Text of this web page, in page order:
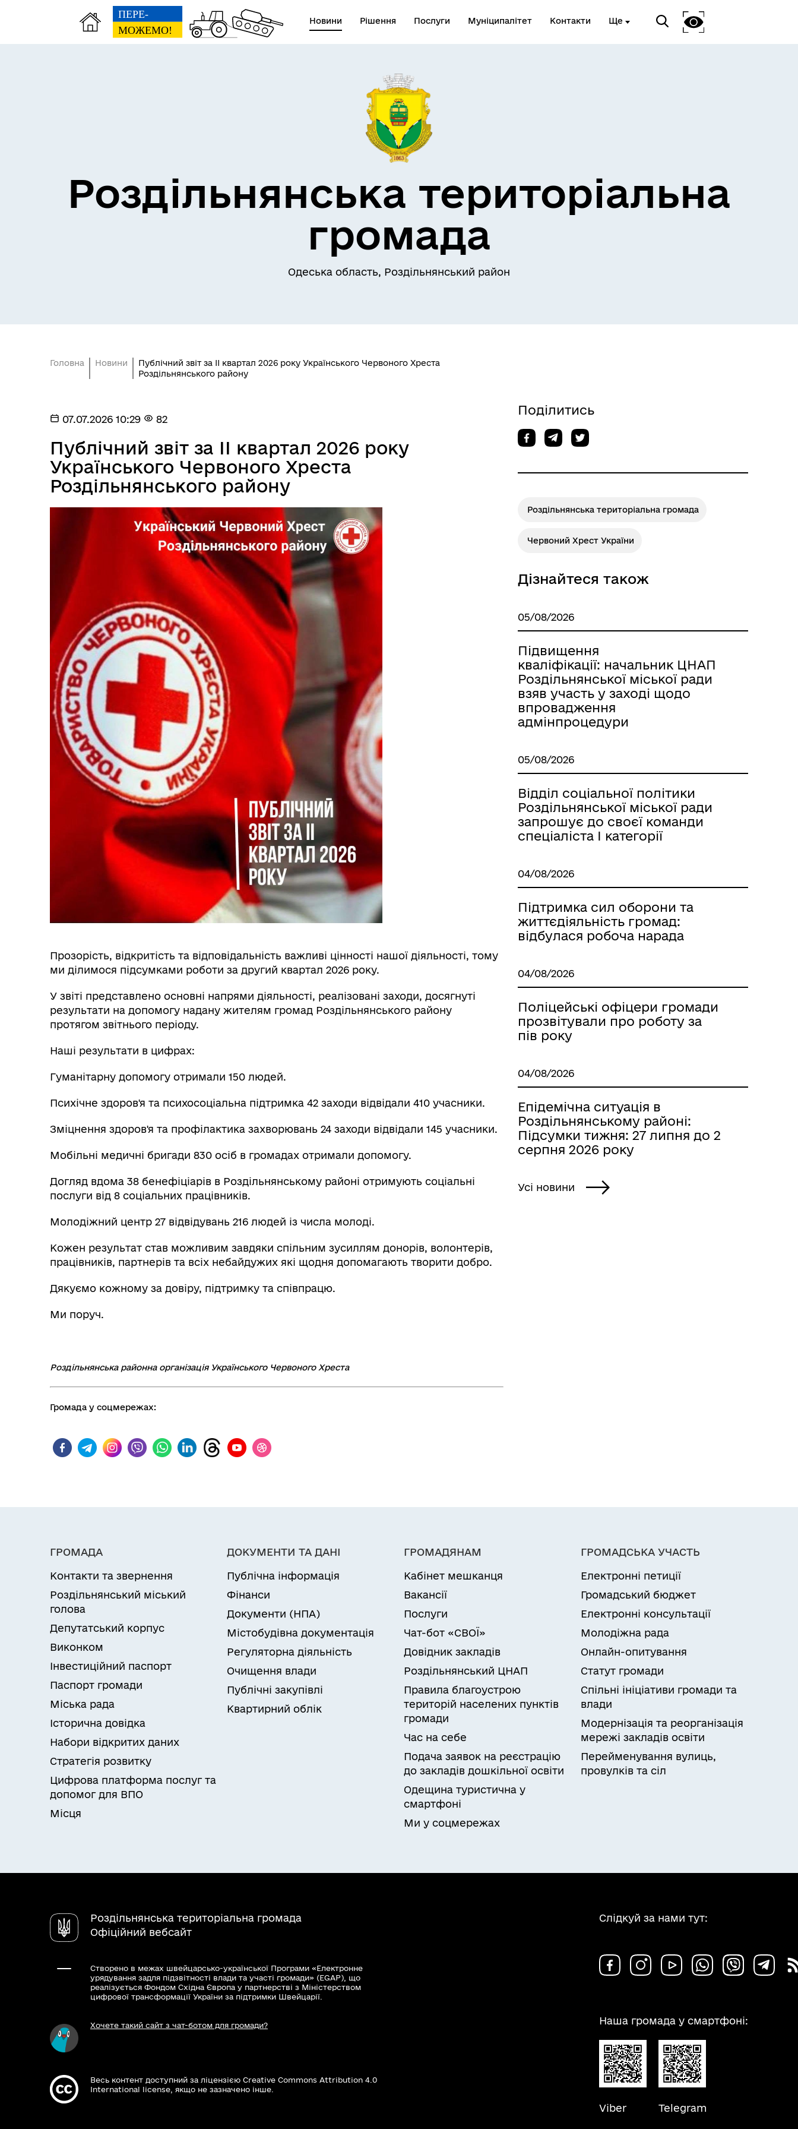
Новини Рішення Послуги Муніципалітет Контакти Ще
Засідання виконавчого
комітету
Трансляції
Графіки прийому громадян
Колегіальні органи (ради,
робочі групи, комісії)
Рада безбар’єрності
Гендерна рівність
Інформаційна безпека та
технічний захист інформації
Радіаційний фон
Пам’яті військових громади
сімей
Книга пам'яті полеглих за
ветеранам та їхнім родинам
Електронна черга в ТЦК
Розклад автобусів Роздільна-
Лиманське
Роздільнянська територіальна
громада
Одеська область, Роздільнянський район
Головна Новини
Публічний звіт за ІІ квартал 2026 року Українського Червоного Хреста
Роздільнянського району
07.07.2026 10:29 82
Публічний звіт за ІІ квартал 2026 року
Українського Червоного Хреста
Роздільнянського району
Прозорість, відкритість та відповідальність важливі цінності нашої діяльності, тому
ми ділимося підсумками роботи за другий квартал 2026 року.
У звіті представлено основні напрями діяльності, реалізовані заходи, досягнуті
результати на допомогу надану жителям громад Роздільнянського району
протягом звітнього періоду.
Наші результати в цифрах:
Гуманітарну допомогу отримали 150 людей.
Психічне здоров'я та психосоціальна підтримка 42 заходи відвідали 410 учасники.
Зміцнення здоров'я та профілактика захворювань 24 заходи відвідали 145 учасники.
Мобільні медичні бригади 830 осіб в громадах отримали допомогу.
Догляд вдома 38 бенефіціарів в Роздільнянському районі отримують соціальні
послуги від 8 соціальних працівників.
Молодіжний центр 27 відвідувань 216 людей із числа молоді.
Кожен результат став можливим завдяки спільним зусиллям донорів, волонтерів,
працівників, партнерів та всіх небайдужих які щодня допомагають творити добро.
Дякуємо кожному за довіру, підтримку та співпрацю.
Ми поруч.
Роздільнянська районна організація Українського Червоного Хреста
Громада у соцмережах:
Поділитись
Роздільнянська територіальна громада
Червоний Хрест України
Дізнайтеся також
05/08/2026
Підвищення
кваліфікації: начальник ЦНАП
Роздільнянської міської ради
взяв участь у заході щодо
впровадження
адмінпроцедури
05/08/2026
Відділ соціальної політики
Роздільнянської міської ради
запрошує до своєї команди
спеціаліста І категорії
04/08/2026
Підтримка сил оборони та
життєдіяльність громад:
відбулася робоча нарада
04/08/2026
Поліцейські офіцери громади
прозвітували про роботу за
пів року
04/08/2026
Епідемічна ситуація в
Роздільнянському районі:
Підсумки тижня: 27 липня до 2
серпня 2026 року
Усі новини
ГРОМАДА
Контакти та звернення
Роздільнянський міський
голова
Депутатський корпус
Виконком
Інвестиційний паспорт
Паспорт громади
Міська рада
Історична довідка
Набори відкритих даних
Стратегія розвитку
Цифрова платформа послуг та
допомог для ВПО
Місця
ДОКУМЕНТИ ТА ДАНІ
Публічна інформація
Фінанси
Документи (НПА)
Містобудівна документація
Регуляторна діяльність
Очищення влади
Публічні закупівлі
Квартирний облік
ГРОМАДЯНАМ
Кабінет мешканця
Вакансії
Послуги
Чат-бот «СВОЇ»
Довідник закладів
Роздільнянський ЦНАП
Правила благоустрою
територій населених пунктів
громади
Час на себе
Подача заявок на реєстрацію
до закладів дошкільної освіти
Одещина туристична у
смартфоні
Ми у соцмережах
ГРОМАДСЬКА УЧАСТЬ
Електронні петиції
Громадський бюджет
Електронні консультації
Молодіжна рада
Онлайн-опитування
Статут громади
Спільні ініціативи громади та
влади
Модернізація та реорганізація
мережі закладів освіти
Перейменування вулиць,
провулків та сіл
Роздільнянська територіальна громада
Офіційний вебсайт
Створено в межах швейцарсько-української Програми «Електронне
урядування задля підзвітності влади та участі громади» (EGAP), що
реалізується Фондом Східна Європа у партнерстві з Міністерством
цифрової трансформації України за підтримки Швейцарії.
Хочете такий сайт з чат-ботом для громади?
Весь контент доступний за ліцензією Creative Commons Attribution 4.0
International license, якщо не зазначено інше.
Слідкуй за нами тут:
Наша громада у смартфоні:
Viber Telegram